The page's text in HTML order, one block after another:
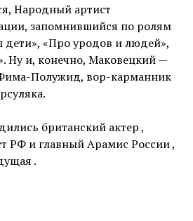
Народный артист
запомнившийся по ролям
«Про уродов и людей»,
Ну и, конечно, Маковецкий —
Полужид, вор-карманник
британский актер ,
РФ и главный Арамис России ,
.